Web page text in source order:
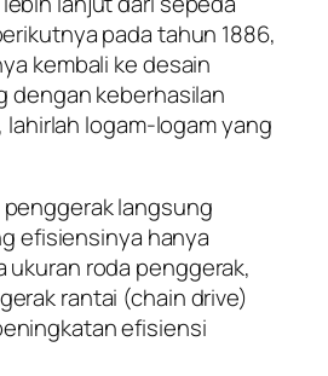
pada tahun 1886,
kembali ke desain
dengan keberhasilan
lahirlah logam-logam yang
langsung
efisiensinya hanya
roda penggerak,
rantai (chain drive)
efisiensi